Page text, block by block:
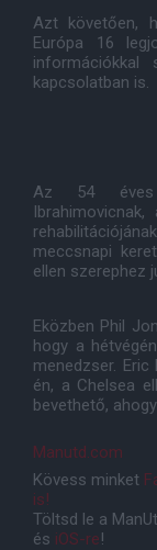
Azt követően,
Európa 16
kapcsolatban is.
Az 54 éves
meccsnapi
ellen szerephez
Eközben Phil
hogy a
menedzser.
én, a Chelsea
bevethető,
Manutd.com
Kövess minket
is!
Töltsd le a
és iOS-re!